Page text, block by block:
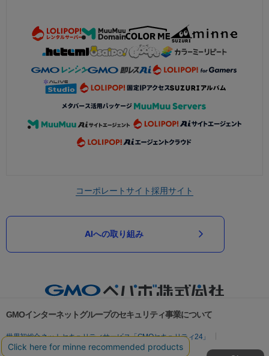
コーポレートサイト採用サイト
AIへの取り組み
GMOインターネットグループのセキュリティ事業について
世界初総合ネットセキュリティサービス「GMOセキュリティ24」
パスワード漏洩診断
Webサイトリスク診断